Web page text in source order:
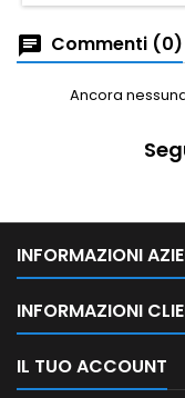
Commenti (0)
Ancora
INFORMAZIONI
INFORMAZIONI
IL TUO ACCOUNT